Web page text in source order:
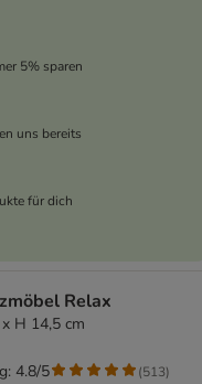
5% sparen
uns bereits
für dich
Relax
H 14,5 cm
4.8/5 (513)